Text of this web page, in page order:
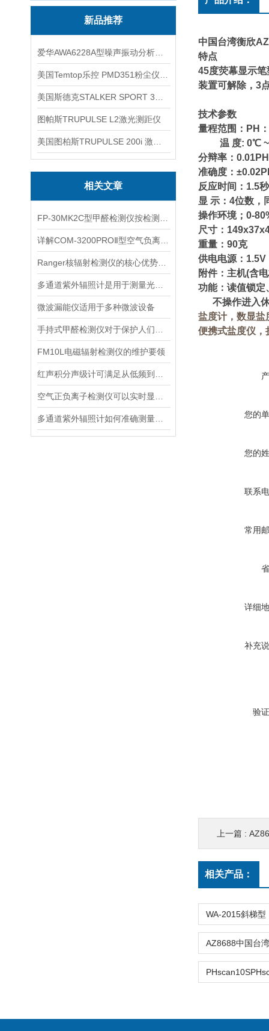
新品推荐
图帕斯TRUPULSE L2激光测距仪
相关文章
微波漏能仪适用于多种微波设备
FM10L电磁辐射检测仪的维护要领
中国台湾衡欣
特点
45度荧幕显示
装置可解除，3
技术参数
量程范围：PH
温 度: 0℃ ~
分辩率：
准确度：
反应时间：1.5秒
显 示：4位数，
操作环境；0-
尺寸：
重量：90克
供电电源：1.5V
附件：主机(含
功能：读值锁定
不操作进入休
盐度计，数显盐
便携式盐度仪，
您的
您的
联系
常用
详细
补充
验
上一篇 :
相关产品：